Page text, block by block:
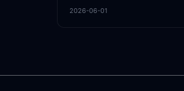
2026-06-01